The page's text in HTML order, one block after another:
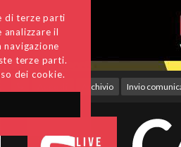
di terze parti
il
terze parti.
dei cookie.
Archivio Invio